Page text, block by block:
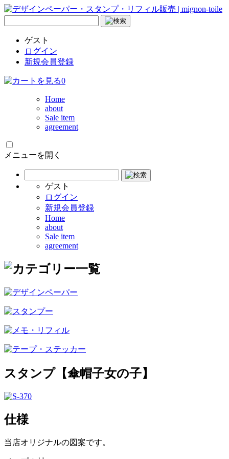
ゲスト
ログイン
新規会員登録
0
Home
about
Sale item
agreement
メニューを開く
ゲスト
ログイン
新規会員登録
Home
about
Sale item
agreement
スタンプ【傘帽子女の子】
仕様
当店オリジナルの図案です。